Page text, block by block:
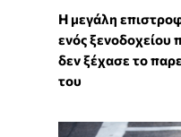
Η μεγάλη
ενός ξενοδοχείου
δεν ξέχασε το
του